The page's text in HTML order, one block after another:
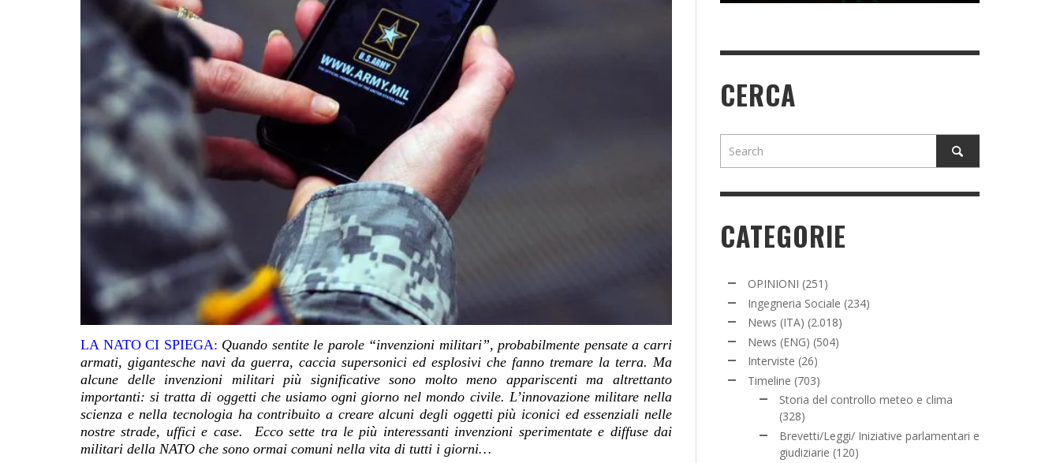
LA NATO CI SPIEGA: Quando sentite le parole “invenzioni militari”, probabilmente pensate a carri
armati, gigantesche navi da guerra, caccia supersonici ed esplosivi che fanno tremare la terra. Ma
alcune delle invenzioni militari più significative sono molto meno appariscenti ma altrettanto
importanti: si tratta di oggetti che usiamo ogni giorno nel mondo civile. L’innovazione militare nella
scienza e nella tecnologia ha contribuito a creare alcuni degli oggetti più iconici ed essenziali nelle
nostre strade, uffici e case. Ecco sette tra le più interessanti invenzioni sperimentate e diffuse dai
militari della NATO che sono ormai comuni nella vita di tutti i giorni…
CERCA
CATEGORIE
OPINIONI (251)
Ingegneria Sociale (234)
News (ITA) (2.018)
News (ENG) (504)
Interviste (26)
Timeline (703)
Storia del controllo meteo e clima
(328)
Brevetti/Leggi/ Iniziative parlamentari e
giudiziarie (120)